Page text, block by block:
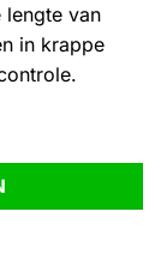
lengte van
in krappe